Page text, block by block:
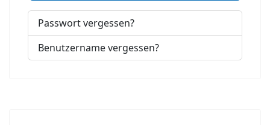
Passwort vergessen?
Benutzername vergessen?